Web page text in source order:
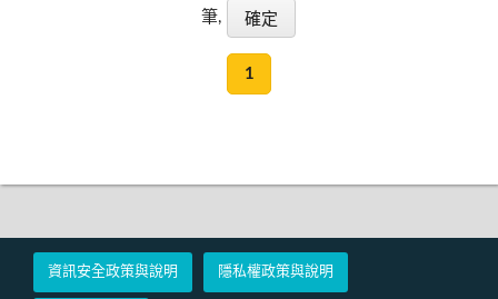
筆,
1
資訊安全政策與說明 隱私權政策與說明